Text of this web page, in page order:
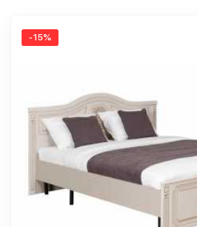
-15%